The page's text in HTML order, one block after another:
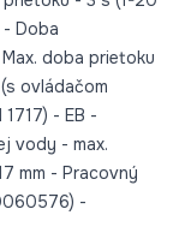
Doba
doba prietoku
ovládačom
- EB -
vody - max.
mm - Pracovný
-